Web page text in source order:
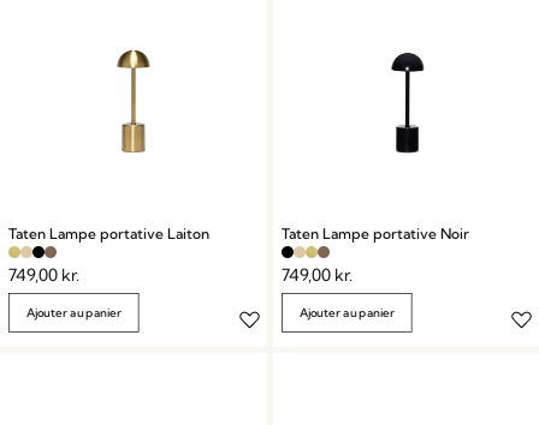
Taten Lampe portative Laiton
749,00 kr.
Ajouter au panier
Taten Lampe portative Noir
749,00 kr.
Ajouter au panier